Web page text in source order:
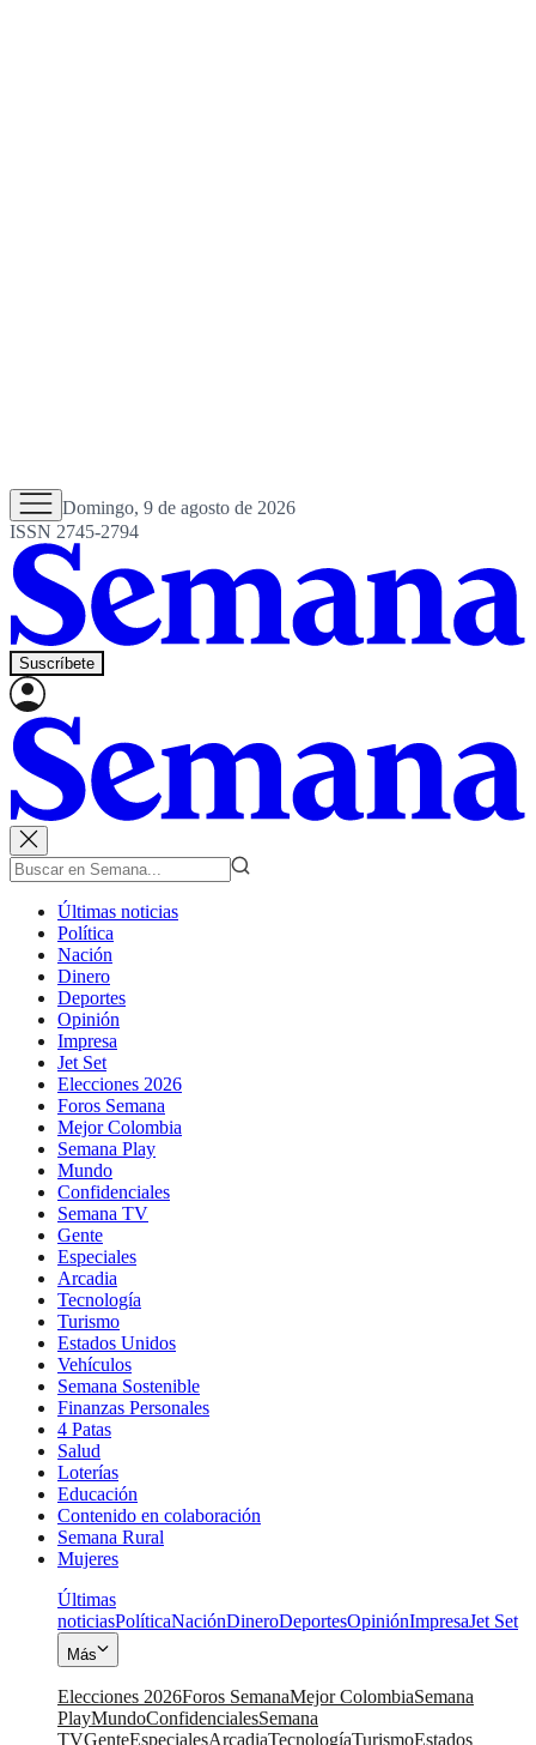
Domingo, 9 de agosto de 2026
ISSN 2745-2794
Suscríbete
Últimas noticias
Política
Nación
Dinero
Deportes
Opinión
Impresa
Jet Set
Elecciones 2026
Foros Semana
Mejor Colombia
Semana Play
Mundo
Confidenciales
Semana TV
Gente
Especiales
Arcadia
Tecnología
Turismo
Estados Unidos
Vehículos
Semana Sostenible
Finanzas Personales
4 Patas
Salud
Loterías
Educación
Contenido en colaboración
Semana Rural
Mujeres
Últimas
noticiasPolíticaNaciónDineroDeportesOpiniónImpresaJet Set
Más
Elecciones 2026Foros SemanaMejor ColombiaSemana
PlayMundoConfidencialesSemana
TVGenteEspecialesArcadiaTecnologíaTurismoEstados